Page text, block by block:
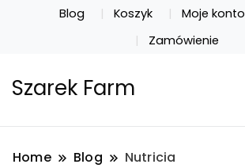
Blog Koszyk Moje konto
Zamówienie
Szarek Farm
Home Blog Nutricia